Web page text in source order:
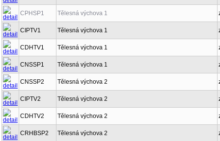
CPHSP1 Tělesná výchova 1
CIPTV1 Tělesná výchova 1
CDHTV1 Tělesná výchova 1
CNSSP1 Tělesná výchova 1
CNSSP2 Tělesná výchova 2
CIPTV2 Tělesná výchova 2
CDHTV2 Tělesná výchova 2
CRHBSP2 Tělesná výchova 2